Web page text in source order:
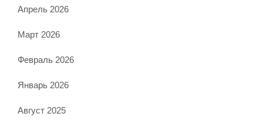
Апрель 2026
Март 2026
Февраль 2026
Январь 2026
Август 2025